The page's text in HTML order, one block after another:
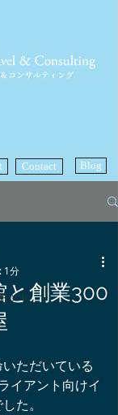
Contact Blog
ット
と創業300
1分
ただいている
イアント向けイ
た。